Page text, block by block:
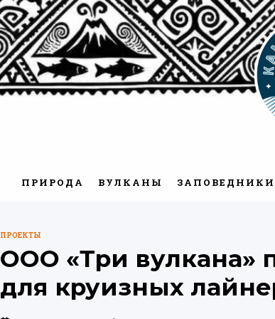
ПРИРОДА ВУЛКАНЫ ЗАПОВЕДНИКИ
ОПУБЛИКОВАНО
В
ПРОЕКТЫ
ООО «Три вулкана»
для круизных